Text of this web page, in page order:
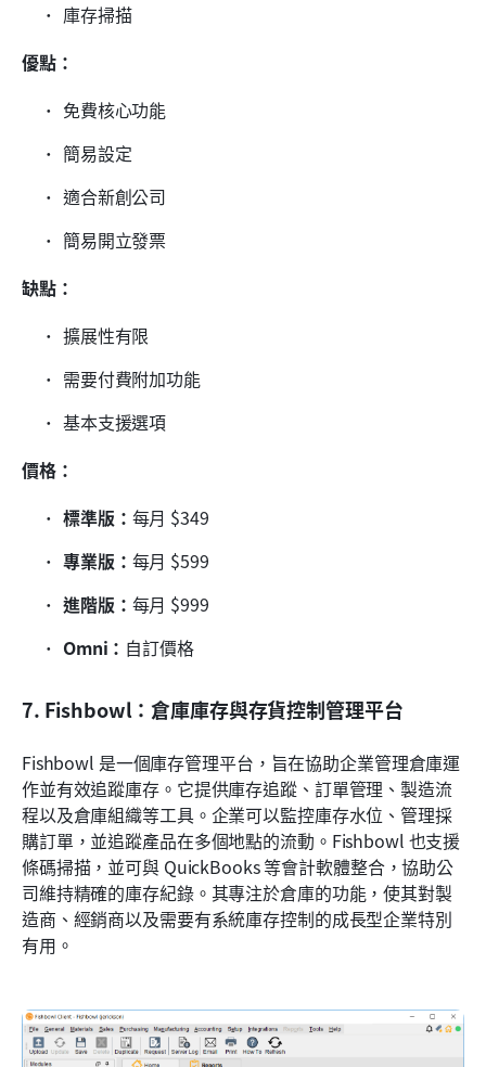
庫存掃描
優點：
免費核心功能
簡易設定
適合新創公司
簡易開立發票
缺點：
擴展性有限
需要付費附加功能
基本支援選項
價格：
標準版： 每月 $349
專業版： 每月 $599
進階版： 每月 $999
Omni： 自訂價格
7. Fishbowl：倉庫庫存與存貨控制管理平台
Fishbowl 是一個庫存管理平台，旨在協助企業管理倉庫運
作並有效追蹤庫存。它提供庫存追蹤、訂單管理、製造流
程以及倉庫組織等工具。企業可以監控庫存水位、管理採
購訂單，並追蹤產品在多個地點的流動。Fishbowl 也支援
條碼掃描，並可與 QuickBooks 等會計軟體整合，協助公
司維持精確的庫存紀錄。其專注於倉庫的功能，使其對製
造商、經銷商以及需要有系統庫存控制的成長型企業特別
有用。